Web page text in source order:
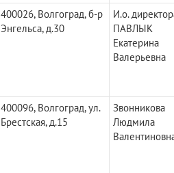
400026, Волгоград, б-р
Энгельса, д.30
И.о.
ПАВЛЫК
Екатерина
Валерьевна
400096, Волгоград, ул.
Брестская, д.15
Звонникова
Людмила